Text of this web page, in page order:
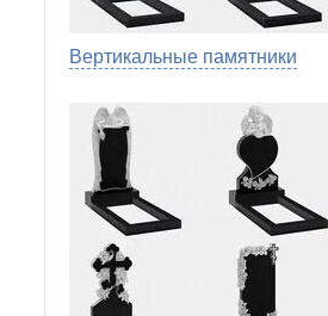
Вертикальные памятники